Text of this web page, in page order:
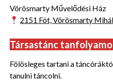
Vörösmarty Művelődési Ház
2151 Fót, Vörösmarty
Társastánc
Fölösleges tartani a
tanulni táncolni.